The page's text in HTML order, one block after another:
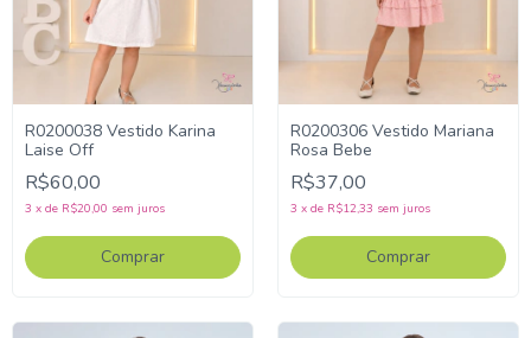
R0200038 Vestido Karina
Laise Off
R$60,00
3 x de R$20,00 sem juros
Comprar
R0200306 Vestido Mariana
Rosa Bebe
R$37,00
3 x de R$12,33 sem juros
Comprar